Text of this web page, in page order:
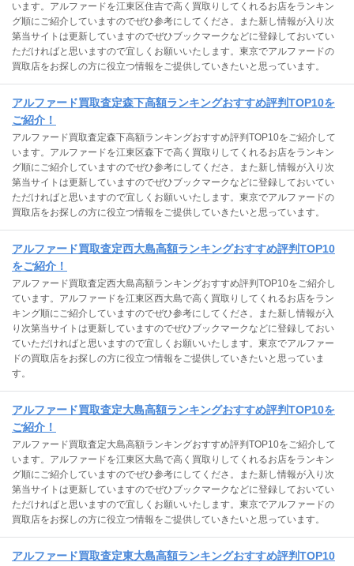
います。アルファードを江東区住吉で高く買取りしてくれるお店をランキン
グ順にご紹介していますのでぜひ参考にしてくださ。また新し情報が入り次
第当サイトは更新していますのでぜひブックマークなどに登録しておいてい
ただければと思いますので宜しくお願いいたします。東京でアルファードの
買取店をお探しの方に役立つ情報をご提供していきたいと思っています。
アルファード買取査定森下高額ランキングおすすめ評判TOP10を
ご紹介！
アルファード買取査定森下高額ランキングおすすめ評判TOP10をご紹介して
います。アルファードを江東区森下で高く買取りしてくれるお店をランキン
グ順にご紹介していますのでぜひ参考にしてくださ。また新し情報が入り次
第当サイトは更新していますのでぜひブックマークなどに登録しておいてい
ただければと思いますので宜しくお願いいたします。東京でアルファードの
買取店をお探しの方に役立つ情報をご提供していきたいと思っています。
アルファード買取査定西大島高額ランキングおすすめ評判TOP10
をご紹介！
アルファード買取査定西大島高額ランキングおすすめ評判TOP10をご紹介し
ています。アルファードを江東区西大島で高く買取りしてくれるお店をラン
キング順にご紹介していますのでぜひ参考にしてくださ。また新し情報が入
り次第当サイトは更新していますのでぜひブックマークなどに登録しておい
ていただければと思いますので宜しくお願いいたします。東京でアルファー
ドの買取店をお探しの方に役立つ情報をご提供していきたいと思っていま
す。
アルファード買取査定大島高額ランキングおすすめ評判TOP10を
ご紹介！
アルファード買取査定大島高額ランキングおすすめ評判TOP10をご紹介して
います。アルファードを江東区大島で高く買取りしてくれるお店をランキン
グ順にご紹介していますのでぜひ参考にしてくださ。また新し情報が入り次
第当サイトは更新していますのでぜひブックマークなどに登録しておいてい
ただければと思いますので宜しくお願いいたします。東京でアルファードの
買取店をお探しの方に役立つ情報をご提供していきたいと思っています。
アルファード買取査定東大島高額ランキングおすすめ評判TOP10